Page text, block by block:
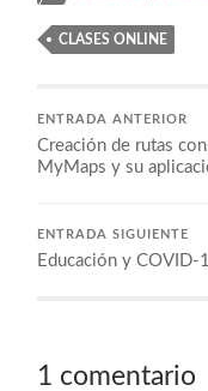
CLASES ONLINE
ENTRADA ANTERIOR
Creación de rutas
MyMaps y su
ENTRADA SIGUIENTE
Educación y COVID-
1 comentario